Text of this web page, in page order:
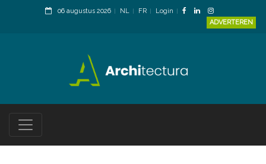
06 augustus 2026 NL FR
Login
ADVERTEREN